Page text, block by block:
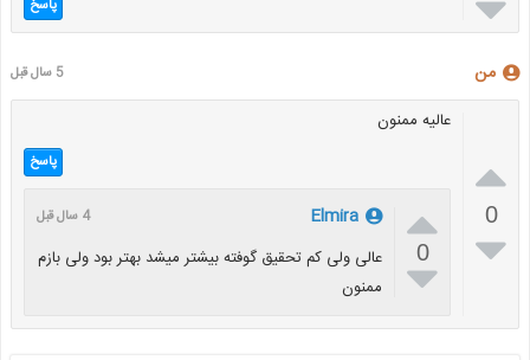
پاسخ
من 5 سال قبل

0

عالیه ممنون
پاسخ

0

Elmira 4 سال قبل
عالی ولی کم تحقیق گوفته بیشتر میشد بهتر بود ولی بازم
ممنون